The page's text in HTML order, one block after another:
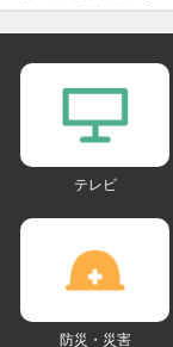
テレビ
防災・災害